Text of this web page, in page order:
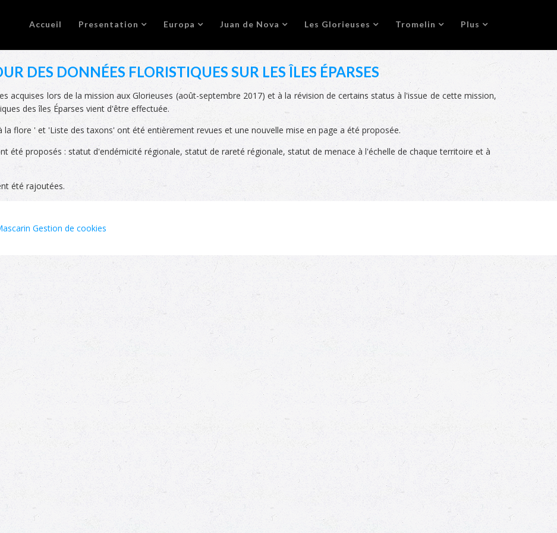
Accueil Presentation Europa Juan de Nova Les Glorieuses Tromelin Plus
DES DONNÉES FLORISTIQUES SUR LES ÎLES ÉPARSES
acquises lors de la mission aux Glorieuses (août-septembre 2017) et à la révision de certains status à l'issue de cette mission,
des îles Éparses vient d'être effectuée.
flore ' et 'Liste des taxons' ont été entièrement revues et une nouvelle mise en page a été proposée.
été proposés : statut d'endémicité régionale, statut de rareté régionale, statut de menace à l'échelle de chaque territoire et à
été rajoutées.
Gestion de cookies